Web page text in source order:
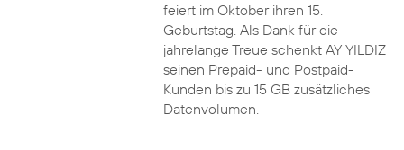
feiert im Oktober ihren 15.
Geburtstag. Als Dank für die
jahrelange Treue schenkt AY YILDIZ
seinen Prepaid- und Postpaid-
Kunden bis zu 15 GB zusätzliches
Datenvolumen.